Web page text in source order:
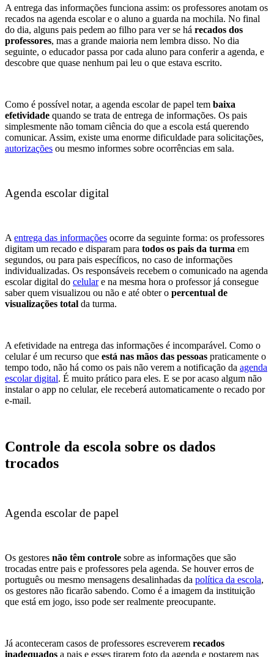
A entrega das informações funciona assim: os professores anotam os
recados na agenda escolar e o aluno a guarda na mochila. No final
do dia, alguns pais pedem ao filho para ver se há recados dos
professores, mas a grande maioria nem lembra disso. No dia
seguinte, o educador passa por cada aluno para conferir a agenda, e
descobre que quase nenhum pai leu o que estava escrito.
Como é possível notar, a agenda escolar de papel tem baixa
efetividade quando se trata de entrega de informações. Os pais
simplesmente não tomam ciência do que a escola está querendo
comunicar. Assim, existe uma enorme dificuldade para solicitações,
autorizações ou mesmo informes sobre ocorrências em sala.
Agenda escolar digital
A entrega das informações ocorre da seguinte forma: os professores
digitam um recado e disparam para todos os pais da turma em
segundos, ou para pais específicos, no caso de informações
individualizadas. Os responsáveis recebem o comunicado na agenda
escolar digital do celulare na mesma hora o professor já consegue
saber quem visualizou ou não e até obter o percentual de
visualizações total da turma.
A efetividade na entrega das informações é incomparável. Como o
celular é um recurso que está nas mãos das pessoas praticamente o
tempo todo, não há como os pais não verem a notificação da agenda
escolar digital. É muito prático para eles. E se por acaso algum não
instalar o app no celular, ele receberá automaticamente o recado por
e-mail.
Controle da escola sobre os dados
trocados
Agenda escolar de papel
Os gestores não têm controle sobre as informações que são
trocadas entre pais e professores pela agenda. Se houver erros de
português ou mesmo mensagens desalinhadas da política da escola,
os gestores não ficarão sabendo. Como é a imagem da instituição
que está em jogo, isso pode ser realmente preocupante.
Já aconteceram casos de professores escreverem recados
inadequados a pais e esses tirarem foto da agenda e postarem nas